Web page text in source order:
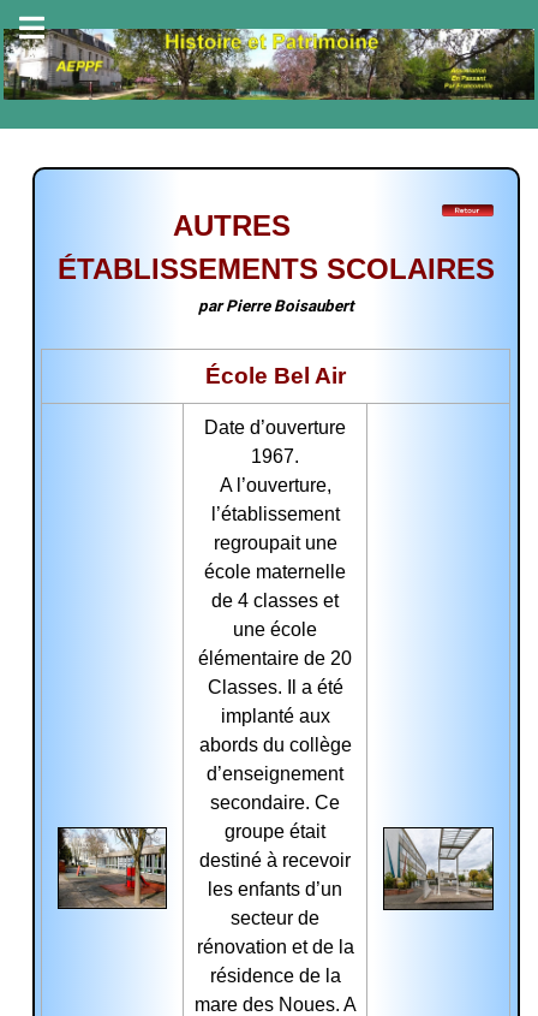
AUTRES
ÉTABLISSEMENTS SCOLAIRES
par Pierre Boisaubert
École Bel Air
Date d’ouverture
1967.
A l’ouverture,
l’établissement
regroupait une
école maternelle
de 4 classes et
une école
élémentaire de 20
Classes. Il a été
implanté aux
abords du collège
d’enseignement
secondaire. Ce
groupe était
destiné à recevoir
les enfants d’un
secteur de
rénovation et de la
résidence de la
mare des Noues. A